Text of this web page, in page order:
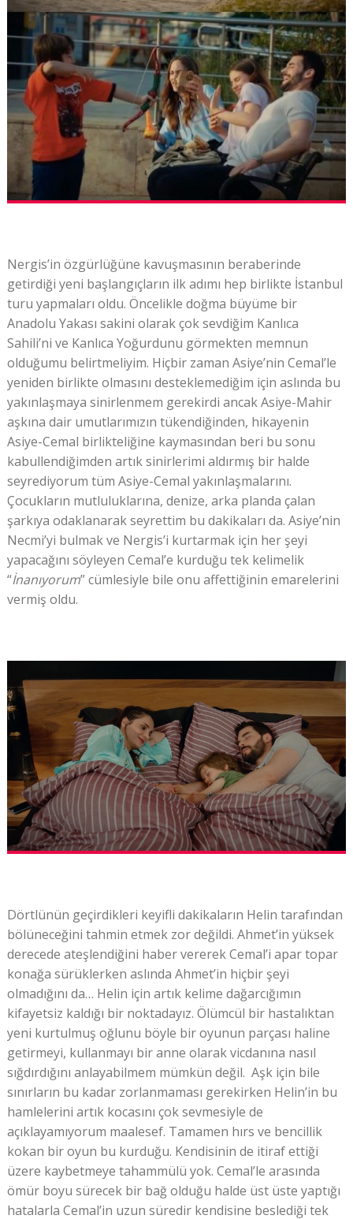
Nergis’in özgürlüğüne kavuşmasının beraberinde
getirdiği yeni başlangıçların ilk adımı hep birlikte İstanbul
turu yapmaları oldu. Öncelikle doğma büyüme bir
Anadolu Yakası sakini olarak çok sevdiğim Kanlıca
Sahili’ni ve Kanlıca Yoğurdunu görmekten memnun
olduğumu belirtmeliyim. Hiçbir zaman Asiye’nin Cemal’le
yeniden birlikte olmasını desteklemediğim için aslında bu
yakınlaşmaya sinirlenmem gerekirdi ancak Asiye-Mahir
aşkına dair umutlarımızın tükendiğinden, hikayenin
Asiye-Cemal birlikteliğine kaymasından beri bu sonu
kabullendiğimden artık sinirlerimi aldırmış bir halde
seyrediyorum tüm Asiye-Cemal yakınlaşmalarını.
Çocukların mutluluklarına, denize, arka planda çalan
şarkıya odaklanarak seyrettim bu dakikaları da. Asiye’nin
Necmi’yi bulmak ve Nergis’i kurtarmak için her şeyi
yapacağını söyleyen Cemal’e kurduğu tek kelimelik
“İnanıyorum” cümlesiyle bile onu affettiğinin emarelerini
vermiş oldu.
Dörtlünün geçirdikleri keyifli dakikaların Helin tarafından
bölüneceğini tahmin etmek zor değildi. Ahmet’in yüksek
derecede ateşlendiğini haber vererek Cemal’i apar topar
konağa sürüklerken aslında Ahmet’in hiçbir şeyi
olmadığını da… Helin için artık kelime dağarcığımın
kifayetsiz kaldığı bir noktadayız. Ölümcül bir hastalıktan
yeni kurtulmuş oğlunu böyle bir oyunun parçası haline
getirmeyi, kullanmayı bir anne olarak vicdanına nasıl
sığdırdığını anlayabilmem mümkün değil. Aşk için bile
sınırların bu kadar zorlanmaması gerekirken Helin’in bu
hamlelerini artık kocasını çok sevmesiyle de
açıklayamıyorum maalesef. Tamamen hırs ve bencillik
kokan bir oyun bu kurduğu. Kendisinin de itiraf ettiği
üzere kaybetmeye tahammülü yok. Cemal’le arasında
ömür boyu sürecek bir bağ olduğu halde üst üste yaptığı
hatalarla Cemal’in uzun süredir kendisine beslediği tek